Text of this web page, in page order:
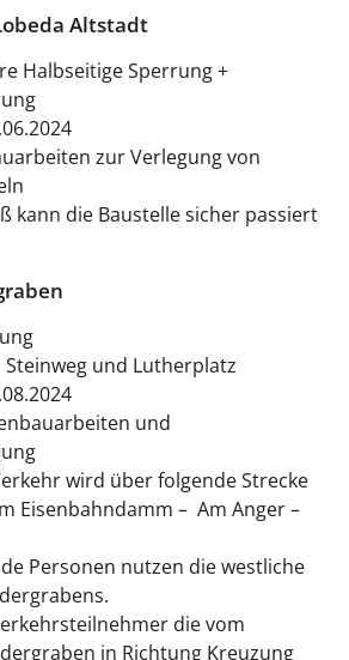
Altstadt
Halbseitige Sperrung +
zur Verlegung von
kann die Baustelle sicher passiert
Steinweg und Lutherplatz
und
wird über folgende Strecke
Eisenbahndamm – Am Anger –
Personen nutzen die westliche
die vom
in Richtung Kreuzung